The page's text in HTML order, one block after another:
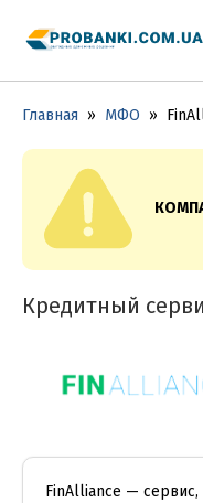
Главная » МФО »
Кредитный
FinAlliance —